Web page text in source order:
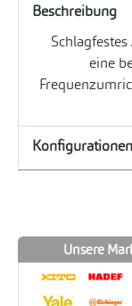
Beschreibung
eine
Konfigurationen
Unsere